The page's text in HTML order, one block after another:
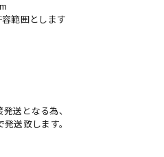
範囲とします
送となる為、
送致します。